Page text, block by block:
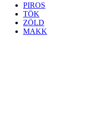
PIROS
TÖK
ZÖLD
MAKK